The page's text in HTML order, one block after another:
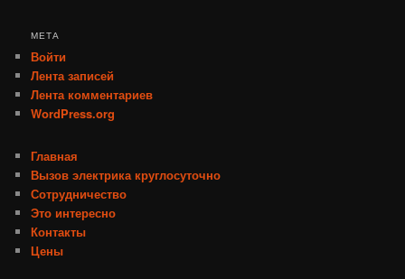
МЕТА
Войти
Лента записей
Лента комментариев
WordPress.org
Главная
Вызов электрика круглосуточно
Сотрудничество
Это интересно
Контакты
Цены